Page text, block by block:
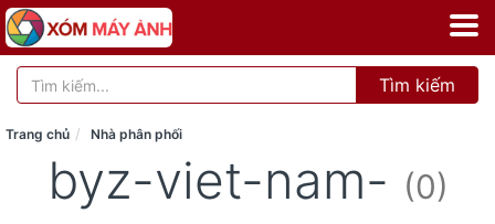
Tìm kiếm
Trang chủ Nhà phân phối
byz-viet-nam- (0)